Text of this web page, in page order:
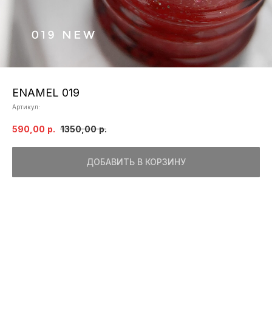
ENAMEL 019
Артикул:
590,00 р. 1350,00 р.
ДОБАВИТЬ В КОРЗИНУ